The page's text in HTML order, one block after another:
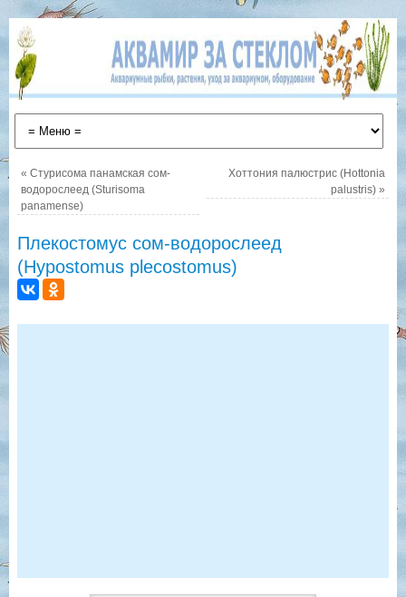
« Стурисома панамская сом-
водорослеед (Sturisoma
panamense)
Хоттония палюстрис (Hottonia
palustris)»
Плекостомус сом-водорослеед
(Hypostomus plecostomus)